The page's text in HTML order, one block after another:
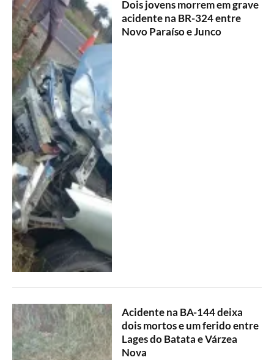
Dois jovens morrem em grave
acidente na BR-324 entre
Novo Paraíso e Junco
Acidente na BA-144 deixa
dois mortos e um ferido entre
Lages do Batata e Várzea
Nova